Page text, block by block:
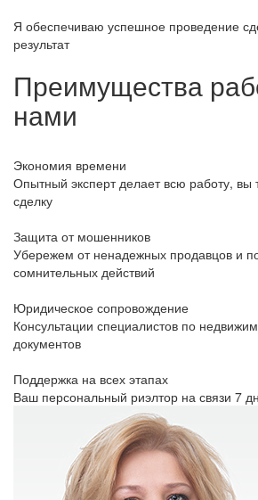
Я обеспечиваю успешное проведение
результат
Преимущества
нами
Экономия времени
Опытный эксперт делает всю работу, вы
сделку
Защита от мошенников
Убережем от ненадежных продавцов и
сомнительных действий
Юридическое сопровождение
Консультации специалистов по
документов
Поддержка на всех этапах
Ваш персональный риэлтор на связи 7